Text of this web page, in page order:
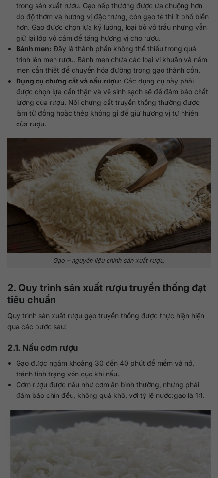
trong sản xuất rượu. Gạo nếp thường được ưa chuộng hơn
do độ thơm và hương vị đặc trưng, còn gạo tẻ thì ít phổ biến
hơn. Gạo được chọn lựa kỹ lưỡng, loại bỏ vỏ trấu nhưng vẫn
giữ lại lớp vỏ cám để tăng hương vị cho rượu.
Bánh men: Đây là thành phần không thể thiếu trong quá
trình lên men rượu. Bánh men chứa các loại vi khuẩn và nấm
men cần thiết để chuyển hóa đường trong gạo thành cồn.
Dụng cụ chưng cất và nấu rượu: Các dụng cụ này phải
được chọn lựa cẩn thận và vệ sinh sạch sẽ để đảm bảo chất
lượng của rượu. Nồi chưng cất truyền thống thường được
làm từ đồng hoặc thép không gỉ để giữ hương vị tự nhiên
của rượu.
Gạo – nguyên liệu chính sản xuất rượu.
2. Quy trình sản xuất rượu truyền thống đạt
tiêu chuẩn
Quy trình sản xuất rượu gạo truyền thống được thực hiện hiện
qua các bước sau:
2.1. Nấu cơm rượu
Gạo được ngâm khoảng 30 đến 40 phút để mềm và nở,
tránh tình trạng vón cục khi nấu.
Cơm rượu được nấu như cơm ăn bình thường, nhưng phải
đảm bảo chín đều, không quá khô, với tỷ lệ nước:gạo là 1:1.